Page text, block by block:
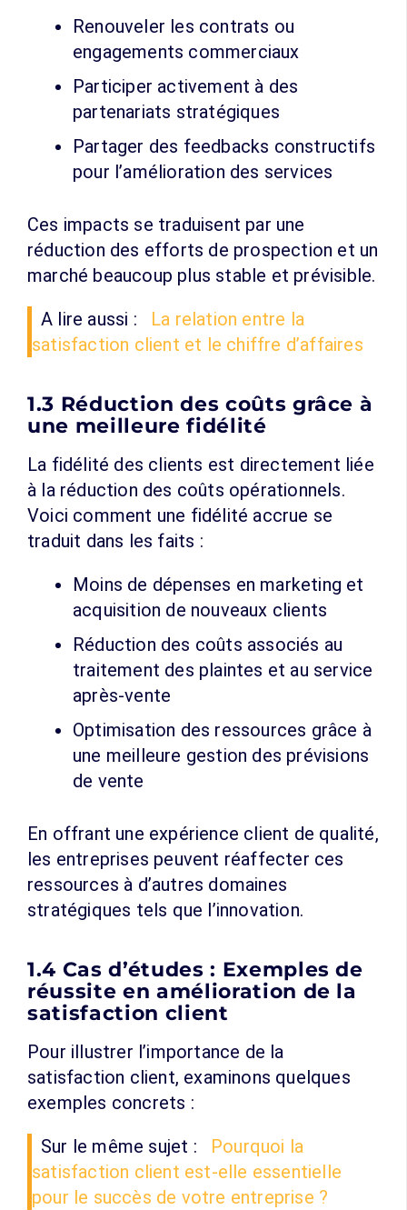
Renouveler les contrats ou
engagements commerciaux
Participer activement à des
partenariats stratégiques
Partager des feedbacks constructifs
pour l’amélioration des services
Ces impacts se traduisent par une
réduction des efforts de prospection et un
marché beaucoup plus stable et prévisible.
A lire aussi :
La relation entre la
satisfaction client et le chiffre d’affaires
1.3 Réduction des coûts grâce à
une meilleure fidélité
La fidélité des clients est directement liée
à la réduction des coûts opérationnels.
Voici comment une fidélité accrue se
traduit dans les faits :
Moins de dépenses en marketing et
acquisition de nouveaux clients
Réduction des coûts associés au
traitement des plaintes et au service
après-vente
Optimisation des ressources grâce à
une meilleure gestion des prévisions
de vente
En offrant une expérience client de qualité,
les entreprises peuvent réaffecter ces
ressources à d’autres domaines
stratégiques tels que l’innovation.
1.4 Cas d’études : Exemples de
réussite en amélioration de la
satisfaction client
Pour illustrer l’importance de la
satisfaction client, examinons quelques
exemples concrets :
Sur le même sujet :
Pourquoi la
satisfaction client est-elle essentielle
pour le succès de votre entreprise ?